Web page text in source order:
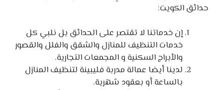
حدائق الكويت:
إن خدماتنا لا تقتصر على الحدائق بل نلبي كل
خدمات التنظيف للمنازل والشقق والفلل والقصور
والأبراج السكنية و المجمعات التجارية.
لدينا أيضا عمالة مدربة فليبينة لتنظيف المنازل
بالساعة أو بعقود شهرية.